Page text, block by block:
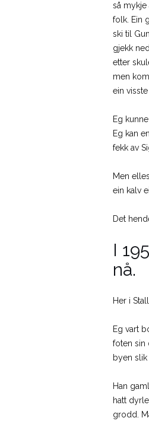
så
folk. Ein
ski til
gjekk
etter
men
ein
Eg
Eg kan
fekk av
Men
ein kalv
Det
I
nå.
Her i
Eg vart
foten sin
byen slik
Han
hatt
grodd.